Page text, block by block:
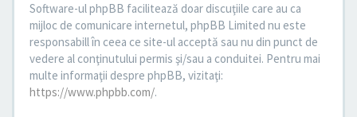
Software-ul phpBB facilitează doar discuţiile care au ca
mijloc de comunicare internetul, phpBB Limited nu este
responsabill în ceea ce site-ul acceptă sau nu din punct de
vedere al conţinutului permis şi/sau a conduitei. Pentru mai
multe informaţii despre phpBB, vizitaţi:
https://www.phpbb.com/.